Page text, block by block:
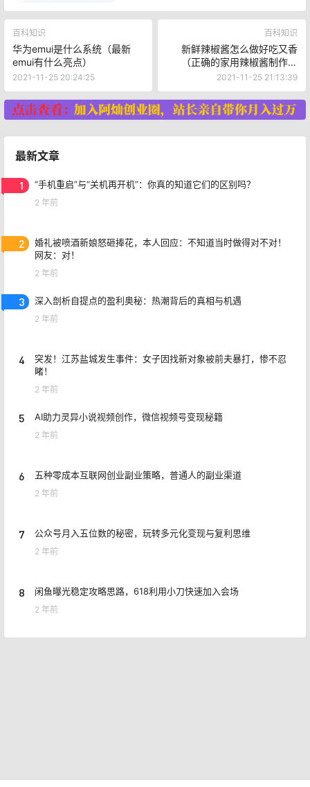
百科知识
华为emui是什么系统（最新
emui有什么亮点）
2021-11-25 20:24:25
百科知识
新鲜辣椒酱怎么做好吃又香
（正确的家用辣椒酱制作方
法）香辣入味，久放不坏
2021-11-25 21:13:39
最新文章
1 “手机重启”与“关机再开机”：你真的知道它们的区别吗？
2 年前
2
婚礼被喷酒新娘怒砸捧花，本人回应：不知道当时做得对不对！
网友：对！
2 年前
3 深入剖析自提点的盈利奥秘：热潮背后的真相与机遇
2 年前
4
突发！江苏盐城发生事件：女子因找新对象被前夫暴打，惨不忍
睹！
2 年前
5 AI助力灵异小说视频创作，微信视频号变现秘籍
2 年前
6 五种零成本互联网创业副业策略，普通人的副业渠道
2 年前
7 公众号月入五位数的秘密，玩转多元化变现与复利思维
2 年前
8 闲鱼曝光稳定攻略思路，618利用小刀快速加入会场
2 年前